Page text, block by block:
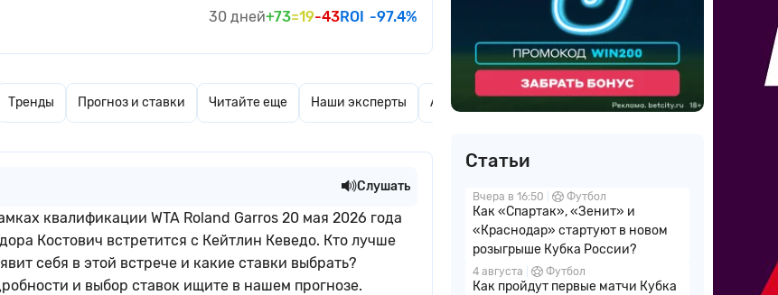
30 дней+73=19-43ROI -97.4%
Тренды Прогноз и ставки Читайте еще Наши эксперты Актуальные новости Комментарии
Слушать
квалификации WTA Roland Garros 20 мая 2026 года
Костович встретится с Кейтлин Кеведо. Кто лучше
себя в этой встрече и какие ставки выбрать?
и выбор ставок ищите в нашем прогнозе.
Статьи
Вчера в 16:50 Футбол
Как «Спартак», «Зенит» и
«Краснодар» стартуют в новом
розыгрыше Кубка России?
4 августа Футбол
Как пройдут первые матчи Кубка